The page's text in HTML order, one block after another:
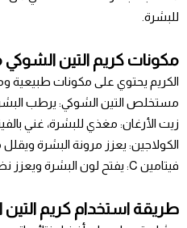
للبشرة.
مكونات كريم التين
الكريم يحتوي على مكونات طبيعية
مستخلص التين الشوكي: يرطب البشرة
زيت الأرغان: مغذي للبشرة، غني
الكولاجين: يعزز مرونة البشرة
فيتامين C: يفتح لون البشرة ويعزز نضارتها.
طريقة استخدام كريم